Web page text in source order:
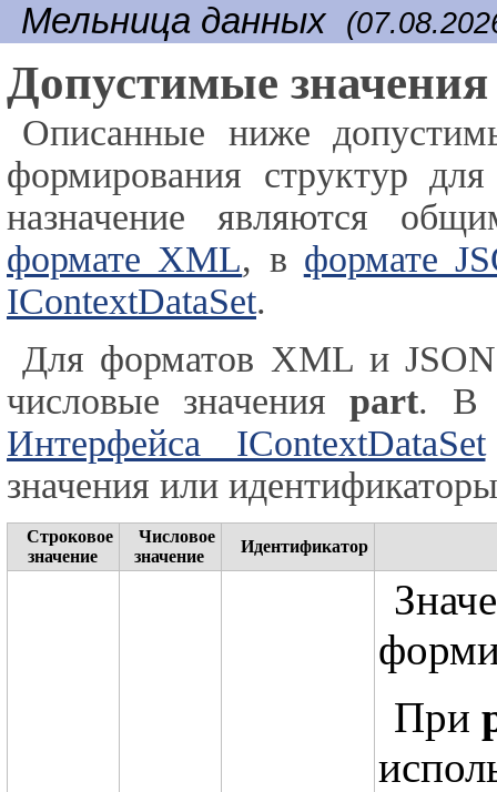
Мельница данных
Допустимые
Описанные ниже
формирования структур
назначение являются
формате XML, в формате
IContextDataSet.
Для форматов XML и
числовые значенияpart. В
Интерфейса IContextDataSet
значения или
Строковое
значение
Числовое
значение
Идентификатор
При